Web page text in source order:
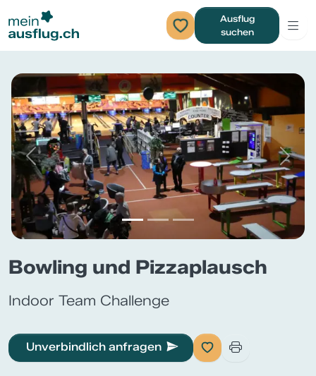
Ausflug
suchen
Previous Next
Bowling und Pizzaplausch
Indoor Team Challenge
Unverbindlich anfragen